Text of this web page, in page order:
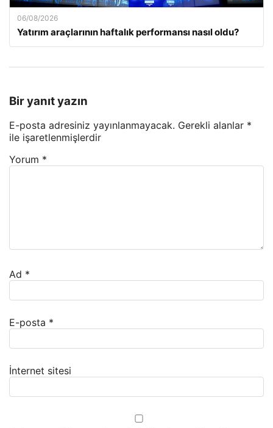
06/08/2026
Yatırım araçlarının haftalık performansı nasıl oldu?
Bir yanıt yazın
E-posta adresiniz yayınlanmayacak. Gerekli alanlar *
ile işaretlenmişlerdir
Yorum *
Ad *
E-posta *
İnternet sitesi